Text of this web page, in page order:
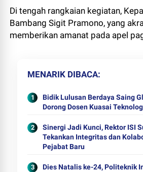
Di tengah rangkaian kegiatan,
Bambang Sigit Pramono, yang
memberikan amanat pada apel
MENARIK DIBACA
Bidik Lulusan Berdaya Saing
Dorong Dosen Kuasai
Sinergi Jadi Kunci, Rektor ISI
Tekankan Integritas dan
Pejabat Baru
Dies Natalis ke-24, Politeknik